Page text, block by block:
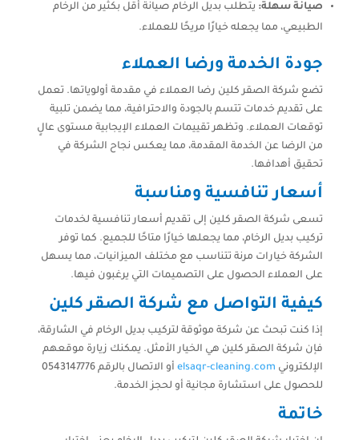
صيانة سهلة: يتطلب بديل الرخام صيانة أقل بكثير من الرخام
الطبيعي، مما يجعله خيارًا مريحًا للعملاء.
جودة الخدمة ورضا العملاء
تضع شركة الصقر كلين رضا العملاء في مقدمة أولوياتها. تعمل
على تقديم خدمات تتسم بالجودة والاحترافية، مما يضمن تلبية
توقعات العملاء. وتظهر تقييمات العملاء الإيجابية مستوى عالٍ
من الرضا عن الخدمة المقدمة، مما يعكس نجاح الشركة في
تحقيق أهدافها.
أسعار تنافسية ومناسبة
تسعى شركة الصقر كلين إلى تقديم أسعار تنافسية لخدمات
تركيب بديل الرخام، مما يجعلها خيارًا متاحًا للجميع. كما توفر
الشركة خيارات مرنة تتناسب مع مختلف الميزانيات، مما يسهل
على العملاء الحصول على التصميمات التي يرغبون فيها.
كيفية التواصل مع شركة الصقر كلين
إذا كنت تبحث عن شركة موثوقة لتركيب بديل الرخام في الشارقة،
فإن شركة الصقر كلين هي الخيار الأمثل. يمكنك زيارة موقعهم
الإلكتروني elsaqr-cleaning.com
أو الاتصال بالرقم 0543147776
للحصول على استشارة مجانية أو لحجز الخدمة.
خاتمة